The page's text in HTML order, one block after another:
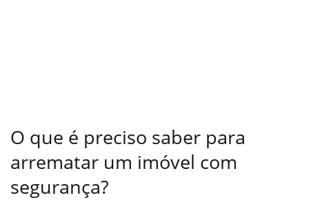
O que é preciso saber para
arrematar um imóvel com
segurança?